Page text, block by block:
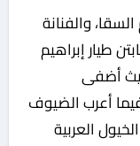
والفنانة
طيار إبراهيم
حيث أضفى
أعرب الضيوف
العربية